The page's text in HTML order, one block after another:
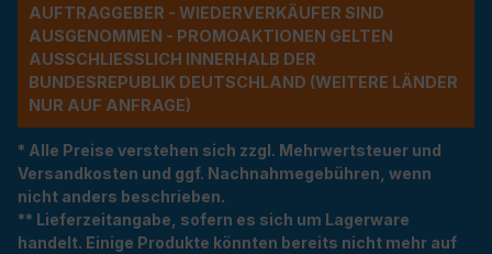
UFTRAGGEBER - WIEDERVERKÄUFER SIND A
USGENOMMEN - PROMOAKTIONEN GELTEN A
USSCHLIESSLICH INNERHALB DER BU
NDESREPUBLIK DEUTSCHLAND (WEITERE LÄNDER NU
R AUF ANFRAGE)
* Alle Preise verstehen sich zzgl. Mehrwertsteuer und
Versandkosten und ggf. Nachnahmegebühren, wenn
nicht anders beschrieben.
** Lieferzeitangabe, sofern es sich um Lagerware
handelt. Einige Produkte könnten bereits nicht mehr auf